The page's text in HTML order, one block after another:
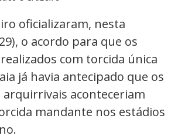
oficializaram, nesta
o acordo para que os
com torcida única
já havia antecipado que os
aconteceriam
mandante nos estádios